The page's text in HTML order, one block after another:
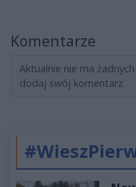
Komentarze
Aktualnie nie ma
dodaj swój komentarz.